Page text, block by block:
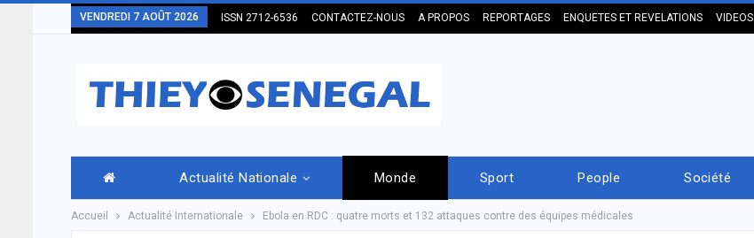
VENDREDI 7 AOÛT 2026 ISSN 2712-6536 CONTACTEZ-NOUS A PROPOS REPORTAGES ENQUETES ET REVELATIONS VIDEOS
Actualité Nationale Monde Sport People Société
Accueil Actualité Internationale Ebola en RDC : quatre morts et 132 attaques contre des équipes médicales